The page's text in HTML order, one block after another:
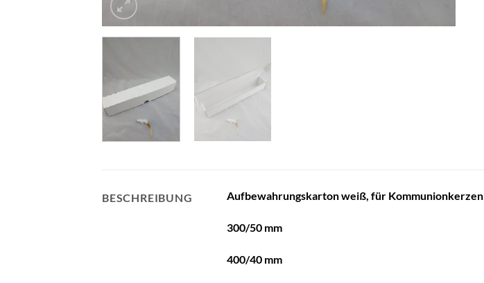
BESCHREIBUNG Aufbewahrungskarton weiß, für Kommunionkerzen
300/50 mm
400/40 mm